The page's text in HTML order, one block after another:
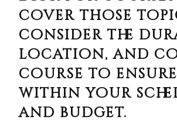
cover those
consider the
location, and
course to
within your
and budget.